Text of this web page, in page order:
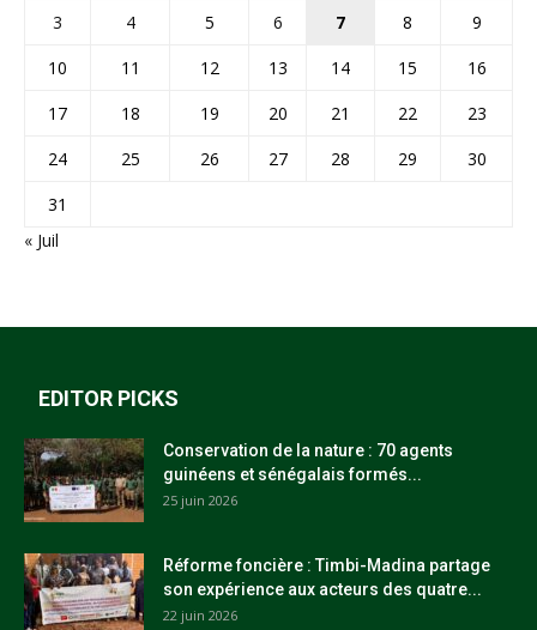
3
4 5 6 7 8
9
10
11 12 13 14 15
16
17
18 19 20 21 22
23
24
25 26 27 28 29
30
31
« Juil
EDITOR PICKS
Conservation de la nature : 70 agents
guinéens et sénégalais formés...
25 juin 2026
Réforme foncière : Timbi-Madina partage
son expérience aux acteurs des quatre...
22 juin 2026